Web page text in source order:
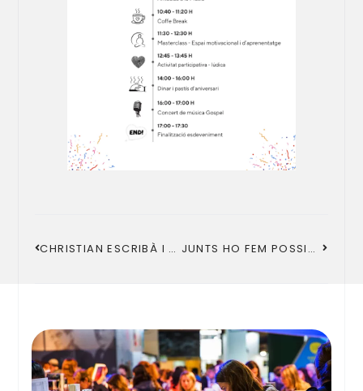
CHRISTIAN ESCRIBÀ I CESC GELABERT, NOUS AMBAIXADORS DE LA FUNDACIÓ CAN CET JUNTS HO FEM POSSIBLE